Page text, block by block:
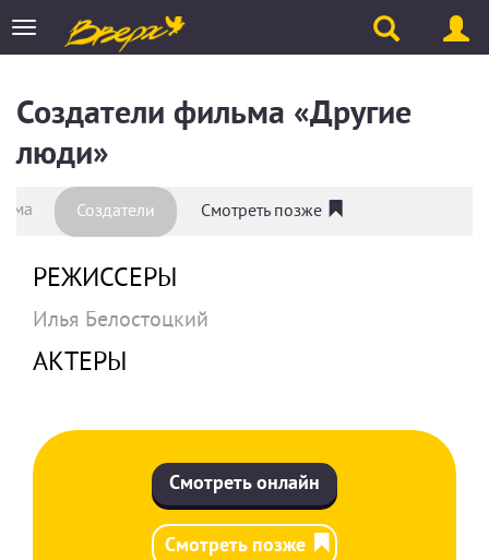
Toggle
navigation
Создатели фильма «Другие
люди»
Создатели Смотреть позже
РЕЖИССЕРЫ
Илья Белостоцкий
АКТЕРЫ
Смотреть онлайн
Смотреть позже